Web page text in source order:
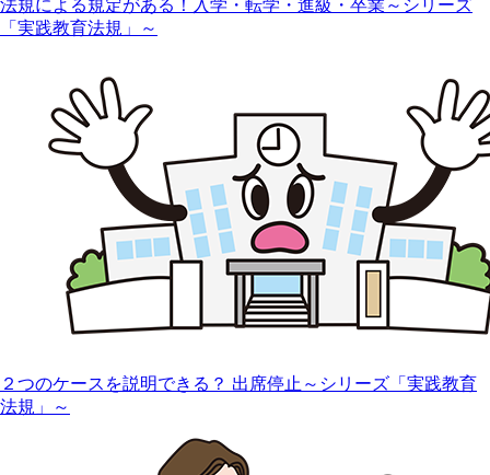
法規による規定がある！入学・転学・進級・卒業～シリーズ
「実践教育法規」～
２つのケースを説明できる？ 出席停止～シリーズ「実践教育
法規」～